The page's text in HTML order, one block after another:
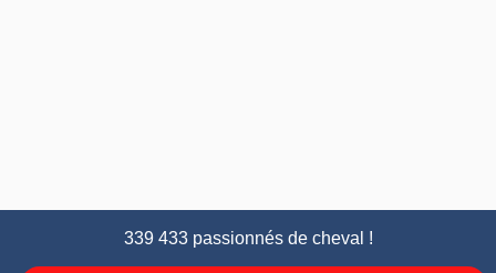
339 433 passionnés de cheval !